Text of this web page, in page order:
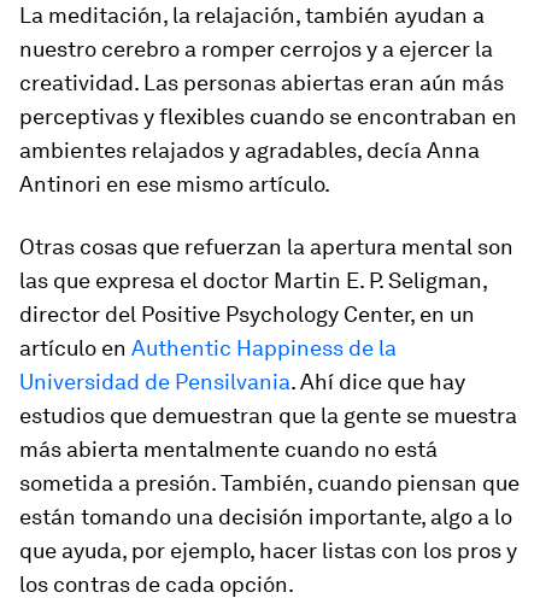
La meditación, la relajación, también ayudan a
nuestro cerebro a romper cerrojos y a ejercer la
creatividad. Las personas abiertas eran aún más
perceptivas y flexibles cuando se encontraban en
ambientes relajados y agradables, decía Anna
Antinori en ese mismo artículo.
Otras cosas que refuerzan la apertura mental son
las que expresa el doctor Martin E. P. Seligman,
director del Positive Psychology Center, en un
artículo en Authentic Happiness de la
Universidad de Pensilvania. Ahí dice que hay
estudios que demuestran que la gente se muestra
más abierta mentalmente cuando no está
sometida a presión. También, cuando piensan que
están tomando una decisión importante, algo a lo
que ayuda, por ejemplo, hacer listas con los pros y
los contras de cada opción.